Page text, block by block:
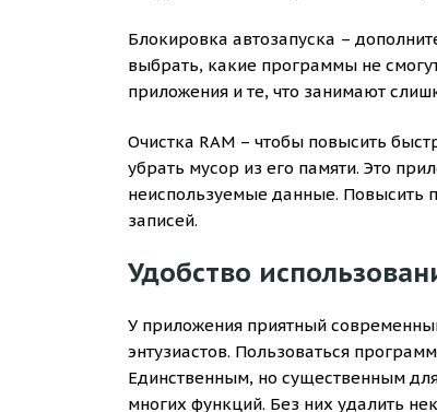
Блокировка автозапуска –
выбрать, какие программы не
приложения и те, что занимают
Очистка RAM – чтобы повысить
убрать мусор из его памяти. Это
неиспользуемые данные. Повысить
записей.
Удобство
У приложения приятный
энтузиастов. Пользоваться
Единственным, но существенным
многих функций. Без них удалить